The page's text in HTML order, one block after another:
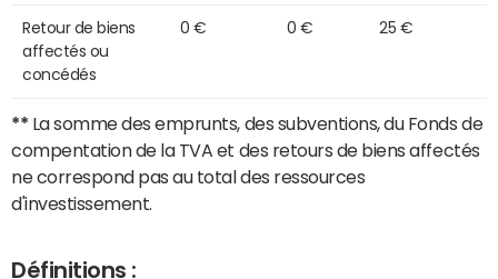
Retour de biens
affectés ou
concédés
0 € 0 € 25 €
** La somme des emprunts, des subventions, du Fonds de
compentation de la TVA et des retours de biens affectés
ne correspond pas au total des ressources
d'investissement.
Définitions :